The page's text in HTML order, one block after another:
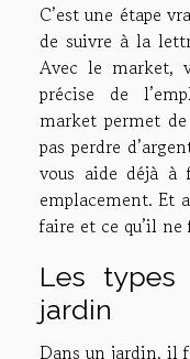
C’est une étape
de suivre à la
Avec le market,
précise de
market permet
pas perdre
vous aide déjà
emplacement. Et
faire et ce qu’il ne
Les
jardin
Dans un jardin, il